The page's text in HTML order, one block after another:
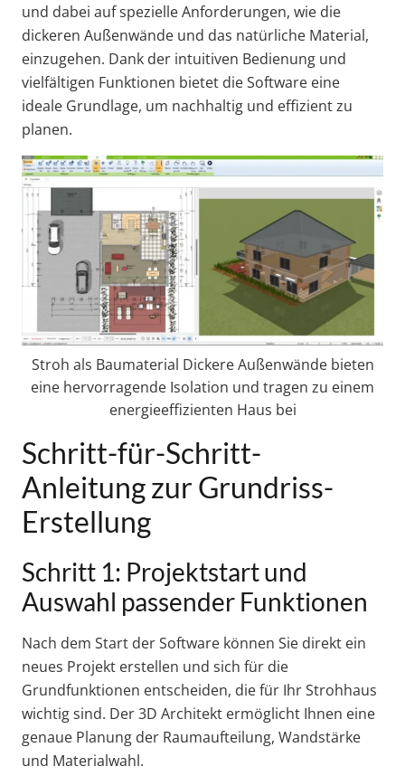
und dabei auf spezielle Anforderungen, wie die
dickeren Außenwände und das natürliche Material,
einzugehen. Dank der intuitiven Bedienung und
vielfältigen Funktionen bietet die Software eine
ideale Grundlage, um nachhaltig und effizient zu
planen.
Stroh als Baumaterial Dickere Außenwände bieten
eine hervorragende Isolation und tragen zu einem
energieeffizienten Haus bei
Schritt-für-Schritt-
Anleitung zur Grundriss-
Erstellung
Schritt 1: Projektstart und
Auswahl passender Funktionen
Nach dem Start der Software können Sie direkt ein
neues Projekt erstellen und sich für die
Grundfunktionen entscheiden, die für Ihr Strohhaus
wichtig sind. Der 3D Architekt ermöglicht Ihnen eine
genaue Planung der Raumaufteilung, Wandstärke
und Materialwahl.